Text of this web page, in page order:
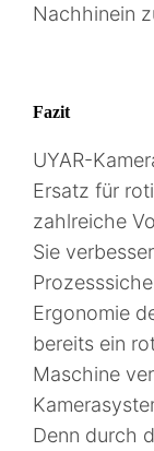
Nachhinein
Fazit
UYAR-
Ersatz für
zahlreiche
Sie
Ergonomie
bereits ein
Maschine
Denn durch